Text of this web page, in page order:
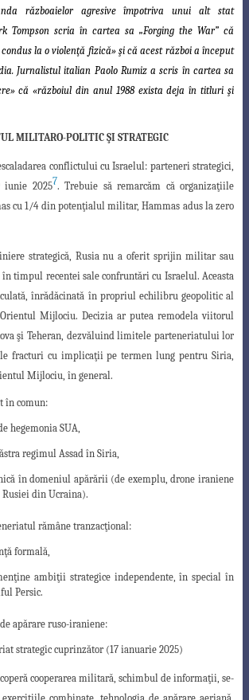
războaielor agresiveîmpotriva unui alt stat
Tompson scria în cartea sa „Forging the War” că
la o violenţă fizică» şi că acest război a început
Jurnalistul italian Paolo Rumiz a scris în cartea sa
că «războiul din anul 1988 exista deja în titluri şi
MILITARO-POLITIC ŞI STRATEGIC
conflictului cu Israelul: parteneri strategici,
iunie 20257. Trebuie să remarcăm că organizaţiile
cu 1/4 din potenţialul militar, Hammas adus la zero
strategică, Rusia nu a oferit sprijin militar sau
timpul recentei sale confruntări cu Israelul. Aceasta
înrădăcinată în propriul echilibru geopolitic al
Mijlociu. Decizia ar putea remodela viitorul
şi Teheran, dezvăluind limitele parteneriatului lor
fracturi cu implicaţii pe termen lung pentru Siria,
Mijlociu, în general.
în comun:
hegemonia SUA,
regimul Assad în Siria,
în domeniul apărării (de exemplu, drone iraniene
din Ucraina).
rămâne tranzacţional:
formală,
ambiţii strategice independente, în special în
Persic.
apărare ruso-iraniene:
strategic cuprinzător (17 ianuarie 2025)
cooperarea militară, schimbul de informaţii, se-